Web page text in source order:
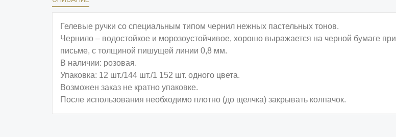
Гелевые ручки со специальным типом чернил нежных пастельных тонов.
Чернило – водостойкое и морозоустойчивое, хорошо выражается на черной бумаге при
письме, с толщиной пишущей линии 0,8 мм.
В наличии: розовая.
Упаковка: 12 шт./144 шт./1 152 шт. одного цвета.
Возможен заказ не кратно упаковке.
После использования необходимо плотно (до щелчка) закрывать колпачок.